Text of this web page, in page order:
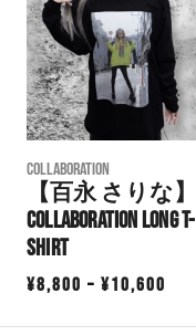
COLLABORATION
【百永 さりな】
Collaboration Long T-
shirt
¥8,800 – ¥10,600